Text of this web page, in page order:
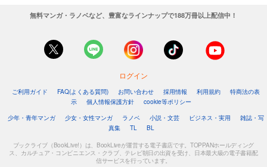
無料マンガ・ラノベなど、豊富なラインナップで188万冊以上配信中！
ログイン
ご利用ガイド FAQ(よくある質問) お問い合わせ 採用情報 利用規約
特商法の表
示
個人情報保護方針
cookie等ポリシー
少年・青年マンガ
少女・女性マンガ ラノベ 小説・文芸 ビジネス・実用
雑誌・写
真集
TL BL
ブックライブ（BookLive!）は、BookLiveが運営する電子書店です。TOPPANホールディング
ス、カルチュア・コンビニエンス・クラブ、テレビ朝日の出資を受け、日本最大級の電子書籍配
信サービスを行っています。